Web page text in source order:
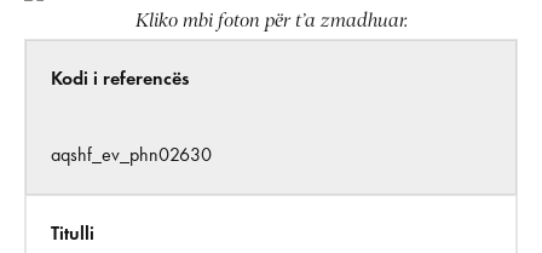
Kliko mbi foton për t’a zmadhuar.
Kodi i referencës
aqshf_ev_phn02630
Titulli